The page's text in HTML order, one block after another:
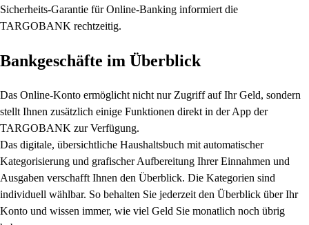
Sicherheits-Garantie für Online-Banking informiert die
TARGOBANK rechtzeitig.
Bankgeschäfte im Überblick
Das Online-Konto ermöglicht nicht nur Zugriff auf Ihr Geld, sondern
stellt Ihnen zusätzlich einige Funktionen direkt in der App der
TARGOBANK zur Verfügung.
Das digitale, übersichtliche Haushaltsbuch mit automatischer
Kategorisierung und grafischer Aufbereitung Ihrer Einnahmen und
Ausgaben verschafft Ihnen den Überblick. Die Kategorien sind
individuell wählbar. So behalten Sie jederzeit den Überblick über Ihr
Konto und wissen immer, wie viel Geld Sie monatlich noch übrig